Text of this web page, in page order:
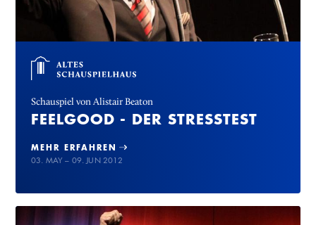
Schauspiel von Alistair Beaton
FEELGOOD - DER STRESSTEST
MEHR ERFAHREN
03. MAY – 09. JUN 2012